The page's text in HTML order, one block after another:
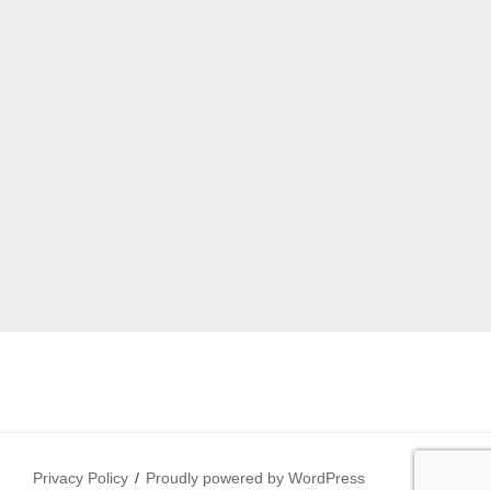
Privacy Policy Proudly powered by WordPress